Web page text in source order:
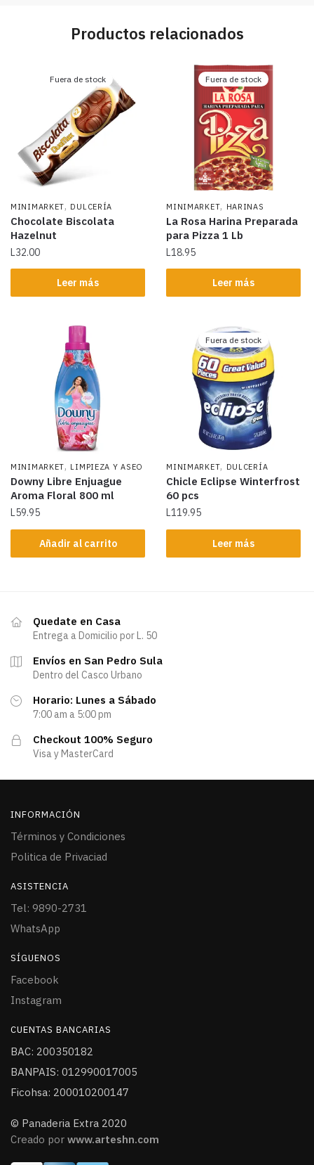
Productos relacionados
Fuera de stock
MINIMARKET, DULCERÍA
Chocolate Biscolata
Hazelnut
L32.00
Leer más
Fuera de stock
MINIMARKET, HARINAS
La Rosa Harina Preparada
para Pizza 1 Lb
L18.95
Leer más
MINIMARKET, LIMPIEZA Y ASEO
Downy Libre Enjuague
Aroma Floral 800 ml
L59.95
Añadir al carrito
Fuera de stock
MINIMARKET, DULCERÍA
Chicle Eclipse Winterfrost
60 pcs
L119.95
Leer más
Quedate en Casa
Entrega a Domicilio por L. 50
Envíos en San Pedro Sula
Dentro del Casco Urbano
Horario: Lunes a Sábado
7:00 am a 5:00 pm
Checkout 100% Seguro
Visa y MasterCard
INFORMACIÓN
Términos y Condiciones
Politica de Privaciad
ASISTENCIA
Tel: 9890-2731
WhatsApp
SÍGUENOS
Facebook
Instagram
CUENTAS BANCARIAS
BAC: 200350182
BANPAIS: 012990017005
Ficohsa: 200010200147
© Panaderia Extra 2020
Creado por www.arteshn.com